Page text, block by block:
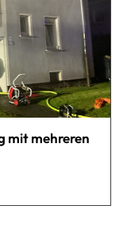
mit mehreren